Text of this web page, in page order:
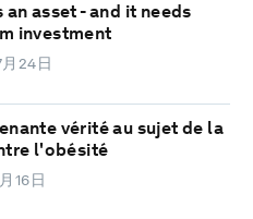
an asset - and it needs
investment
24日
vérité au sujet de la
l'obésité
16日